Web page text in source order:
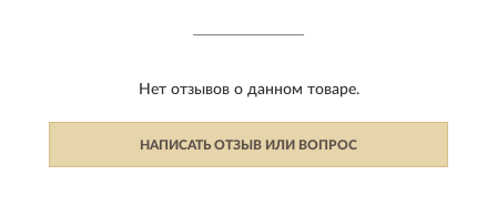
Нет отзывов о данном товаре.
НАПИСАТЬ ОТЗЫВ ИЛИ ВОПРОС